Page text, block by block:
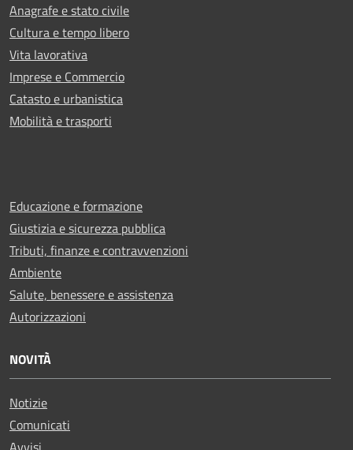
Anagrafe e stato civile
Cultura e tempo libero
Vita lavorativa
Imprese e Commercio
Catasto e urbanistica
Mobilità e trasporti
Educazione e formazione
Giustizia e sicurezza pubblica
Tributi, finanze e contravvenzioni
Ambiente
Salute, benessere e assistenza
Autorizzazioni
NOVITÀ
Notizie
Comunicati